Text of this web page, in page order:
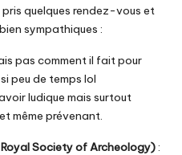
quelques rendez-vous et
sympathiques :
pas comment il fait pour
peu de temps lol
ludique mais surtout
même prévenant.
Royal Society of Archeology):